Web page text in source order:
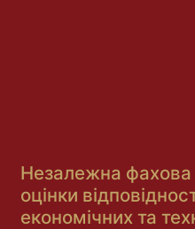
Незалежна фахова
оцінки
економічних та